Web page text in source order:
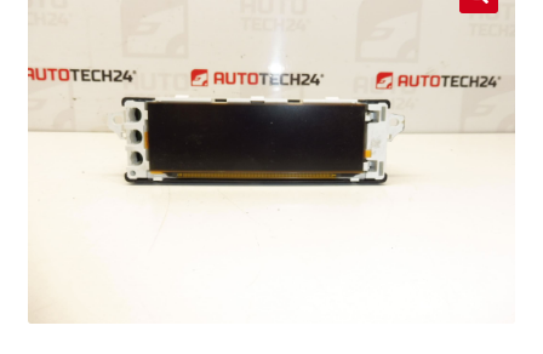
Košík
Môj účet